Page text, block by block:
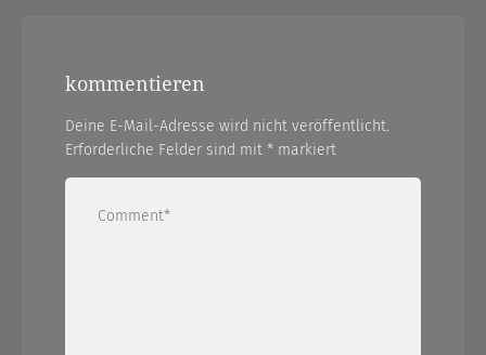
kommentieren
Deine E-Mail-Adresse wird nicht veröffentlicht.
Erforderliche Felder sind mit * markiert